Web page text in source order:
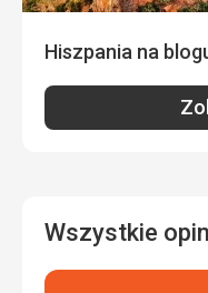
Ta recenzja została
pomocą Google
Zakwaterowanie
Usługi
W porządku, tylko
produktów, ale to już
Hiszpania na
Wszystkie